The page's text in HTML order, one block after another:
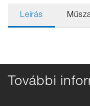
Leírás
További